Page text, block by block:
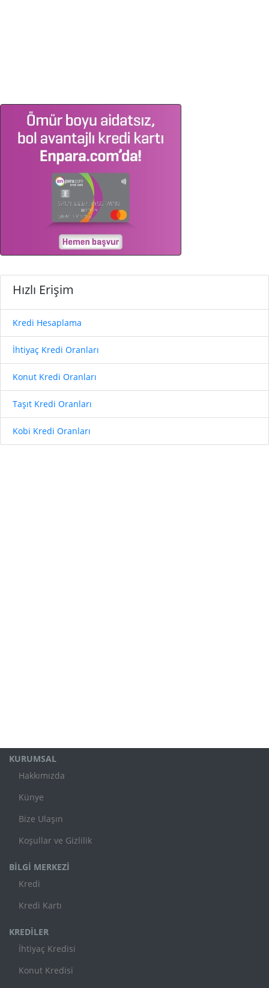
Hızlı Erişim
Kredi Hesaplama
İhtiyaç Kredi Oranları
Konut Kredi Oranları
Taşıt Kredi Oranları
Kobi Kredi Oranları
KURUMSAL
Hakkımızda
Künye
Bize Ulaşın
Koşullar ve Gizlilik
BİLGİ MERKEZİ
Kredi
Kredi Kartı
KREDİLER
İhtiyaç Kredisi
Konut Kredisi